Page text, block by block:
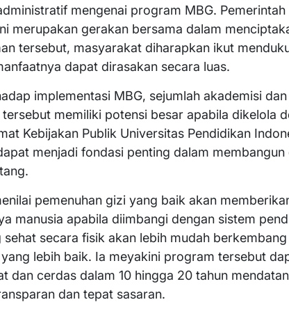
mengenai program MBG.
merupakan gerakan bersama dalam
tersebut, masyarakat diharapkan ikut
dapat dirasakan secara luas.
implementasi MBG, sejumlah akademisi
memiliki potensi besar apabila dikelola
Kebijakan Publik Universitas Pendidikan
menjadi fondasi penting dalam membangun
pemenuhan gizi yang baik akan
manusia apabila diimbangi dengan sistem
secara fisik akan lebih mudah
lebih baik. Ia meyakini program tersebut
dan cerdas dalam 10 hingga 20 tahun
dan tepat sasaran.